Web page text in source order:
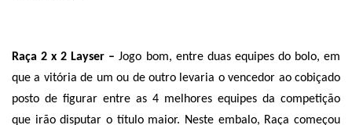
Raça 2 x 2 Layser –Jogo bom, entre duas equipes do bolo, em
que a vitória de um ou de outro levaria o vencedor ao cobiçado
posto de figurar entre as 4 melhores equipes da competição
que irão disputar o título maior. Neste embalo, Raça começou